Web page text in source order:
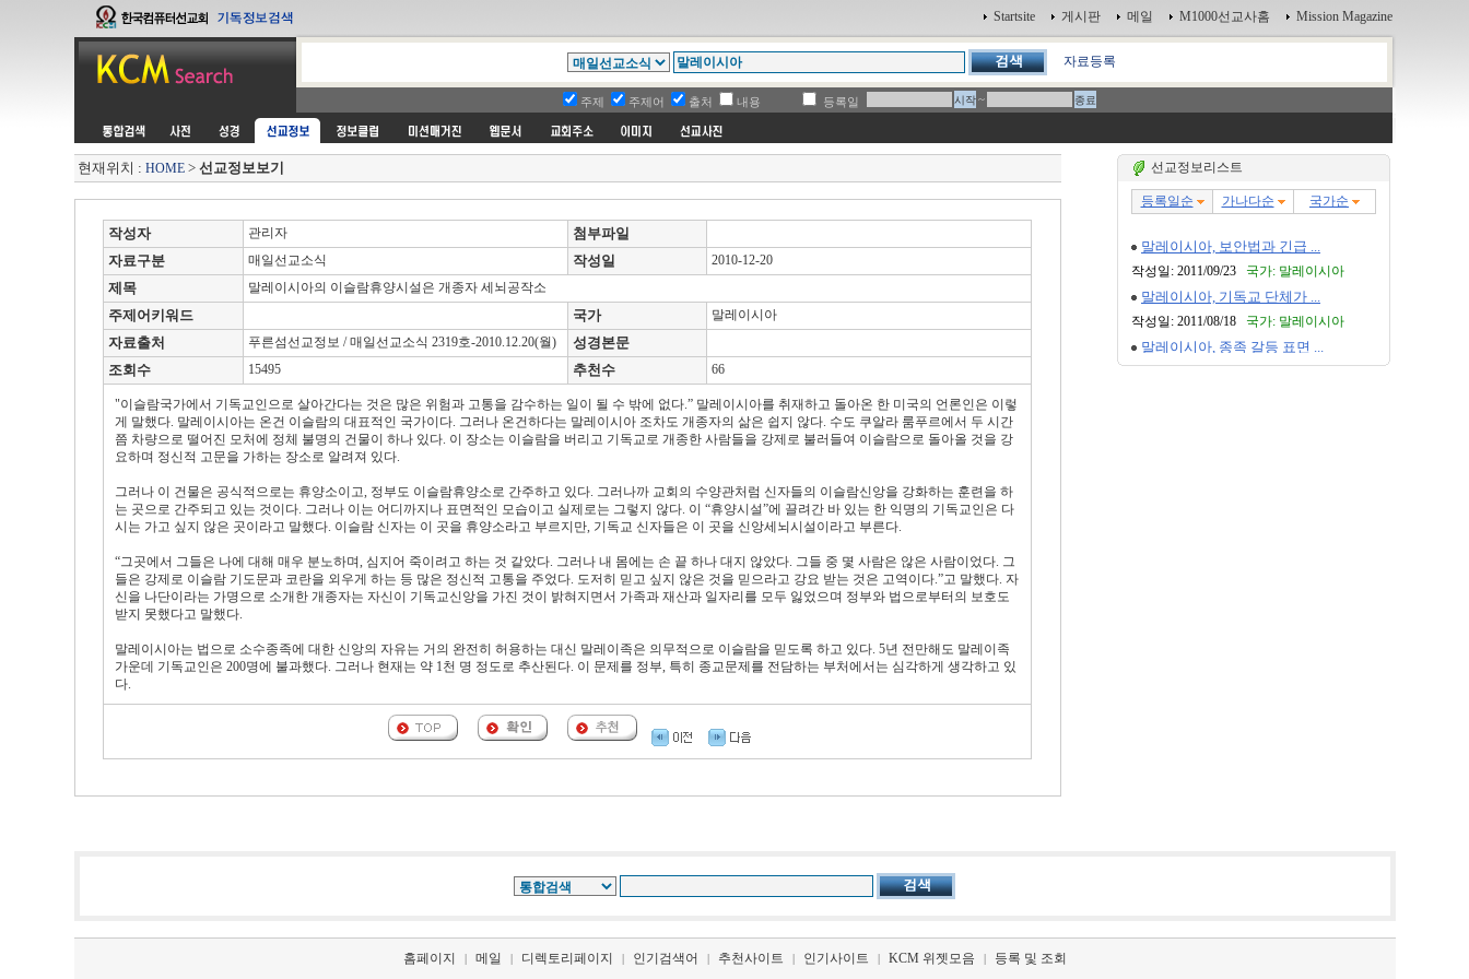
Startsite 게시판 메일 M1000선교사홈 Mission Magazine
자료등록
주제 주제어 출처 내용 등록일 ~
현재위치 : HOME> 선교정보보기
작성자 관리자
첨부파일
자료구분
매일선교소식 작성일 2010-12-20
제목 말레이시아의 이슬람휴양시설은 개종자 세뇌공작소
주제어키워드 국가 말레이시아
자료출처 푸른섬선교정보 / 매일선교소식 2319호-2010.12.20(월)
성경본문
조회수
15495 추천수 66
"이슬람국가에서 기독교인으로 살아간다는 것은 많은 위험과 고통을 감수하는 일이 될 수 밖에 없다.” 말레이시아를 취재하고 돌아온 한 미국의 언론인은 이렇
게 말했다. 말레이시아는 온건 이슬람의 대표적인 국가이다. 그러나 온건하다는 말레이시아 조차도 개종자의 삶은 쉽지 않다. 수도 쿠알라 룸푸르에서 두 시간
쯤 차량으로 떨어진 모처에 정체 불명의 건물이 하나 있다. 이 장소는 이슬람을 버리고 기독교로 개종한 사람들을 강제로 불러들여 이슬람으로 돌아올 것을 강
요하며 정신적 고문을 가하는 장소로 알려져 있다.
그러나 이 건물은 공식적으로는 휴양소이고, 정부도 이슬람휴양소로 간주하고 있다. 그러나까 교회의 수양관처럼 신자들의 이슬람신앙을 강화하는 훈련을 하
는 곳으로 간주되고 있는 것이다. 그러나 이는 어디까지나 표면적인 모습이고 실제로는 그렇지 않다. 이 “휴양시설”에 끌려간 바 있는 한 익명의 기독교인은 다
시는 가고 싶지 않은 곳이라고 말했다. 이슬람 신자는 이 곳을 휴양소라고 부르지만, 기독교 신자들은 이 곳을 신앙세뇌시설이라고 부른다.
“그곳에서 그들은 나에 대해 매우 분노하며, 심지어 죽이려고 하는 것 같았다. 그러나 내 몸에는 손 끝 하나 대지 않았다. 그들 중 몇 사람은 않은 사람이었다. 그
들은 강제로 이슬람 기도문과 코란을 외우게 하는 등 많은 정신적 고통을 주었다. 도저히 믿고 싶지 않은 것을 믿으라고 강요 받는 것은 고역이다.”고 말했다. 자
신을 나단이라는 가명으로 소개한 개종자는 자신이 기독교신앙을 가진 것이 밝혀지면서 가족과 재산과 일자리를 모두 잃었으며 정부와 법으로부터의 보호도
받지 못했다고 말했다.
말레이시아는 법으로 소수종족에 대한 신앙의 자유는 거의 완전히 허용하는 대신 말레이족은 의무적으로 이슬람을 믿도록 하고 있다. 5년 전만해도 말레이족
가운데 기독교인은 200명에 불과했다. 그러나 현재는 약 1천 명 정도로 추산된다. 이 문제를 정부, 특히 종교문제를 전담하는 부처에서는 심각하게 생각하고 있
다.
선교정보리스트
홈페이지 | 메일 | 디렉토리페이지 | 인기검색어 | 추천사이트 | 인기사이트 | KCM 위젯모음 | 등록 및 조회